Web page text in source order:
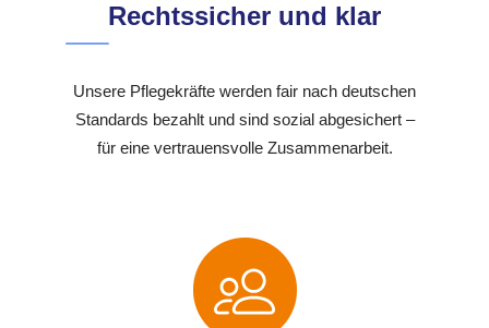
Rechtssicher und klar
Unsere Pflegekräfte werden fair nach deutschen
Standards bezahlt und sind sozial abgesichert –
für eine vertrauensvolle Zusammenarbeit.